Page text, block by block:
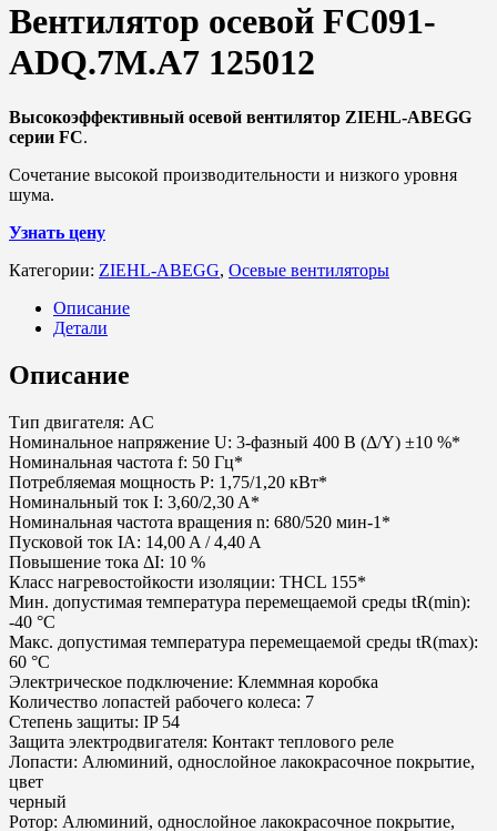
Вентилятор осевой FC091-
ADQ.7M.A7 125012
Высокоэффективный осевой вентилятор ZIEHL-ABEGG
серии FC.
Сочетание высокой производительности и низкого уровня
шума.
Узнать цену
Категории: ZIEHL-ABEGG, Осевые вентиляторы
Описание
Детали
Описание
Тип двигателя: AC
Номинальное напряжение U: 3-фазный 400 В (Δ/Y) ±10 %*
Номинальная частота f: 50 Гц*
Потребляемая мощность P: 1,75/1,20 кВт*
Номинальный ток I: 3,60/2,30 A*
Номинальная частота вращения n: 680/520 мин-1*
Пусковой ток IA: 14,00 A / 4,40 A
Повышение тока ΔI: 10 %
Класс нагревостойкости изоляции: THCL 155*
Мин. допустимая температура перемещаемой среды tR(min):
-40 °C
Макс. допустимая температура перемещаемой среды tR(max):
60 °C
Электрическое подключение: Клеммная коробка
Количество лопастей рабочего колеса: 7
Степень защиты: IP 54
Защита электродвигателя: Контакт теплового реле
Лопасти: Алюминий, однослойное лакокрасочное покрытие,
цвет
черный
Ротор: Алюминий, однослойное лакокрасочное покрытие,